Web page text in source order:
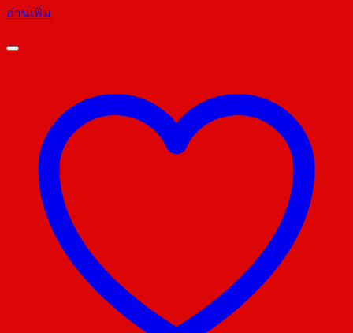
อ่านเพิ่ม